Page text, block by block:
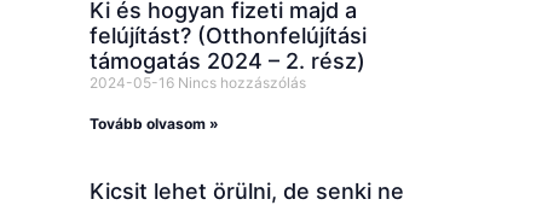
Ki és hogyan fizeti majd a
felújítást? (Otthonfelújítási
támogatás 2024 – 2. rész)
2024-05-16 Nincs hozzászólás
Tovább olvasom »
Kicsit lehet örülni, de senki ne